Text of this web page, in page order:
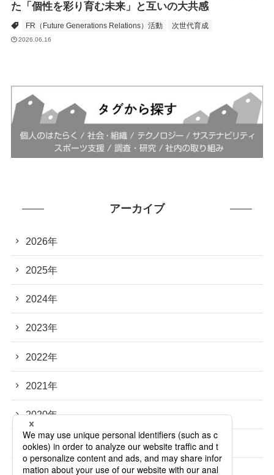
た「個性を彩り育む未来」と互いの大共感
FR（Future Generations Relations）活動 次世代育成
2026.06.16
アーカイブ
2026年
2025年
2024年
2023年
2022年
2021年
2020年
2019年
2018年